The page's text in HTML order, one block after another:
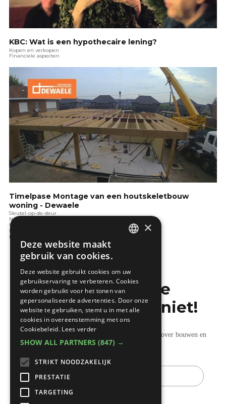
KBC: Wat is een hypothecaire lening?
Kopen en verkopen
Financiele aspecten
Timelpase Montage van een houtskeletbouw
woning - Dewaele
Sleutel-op-de-deur
Nadenken over bouwen
Wat is duurzaam bouwen
Bouwen in de toekomst
Bouwen en de wet
Mis de laatste
bouwnieuwtjes niet!
Ontvang onze wekelijkse updates vol nuttige tips over bouwen en
verbouwen.
E-
mail
×
Deze website maakt
gebruik van cookies.
Deze website gebruikt cookies om uw
gebruikservaring te verbeteren. Cookies
worden gebruikt voor het tonen van
gepersonaliseerde advertenties. Door onze
website te gebruiken, stemt u in met alle
cookies in overeenstemming met ons
Cookiebeleid. Lees verder
SHOW ALL PARTNERS (847) →
STRIKT NOODZAKELIJK
PRESTATIE
TARGETING